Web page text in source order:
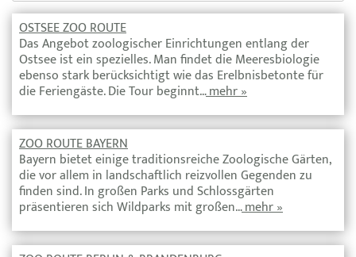
OSTSEE ZOO ROUTE
Das Angebot zoologischer Einrichtungen entlang der
Ostsee ist ein spezielles. Man findet die Meeresbiologie
ebenso stark berücksichtigt wie das Erelbnisbetonte für
die Feriengäste. Die Tour beginnt…mehr »
ZOO ROUTE BAYERN
Bayern bietet einige traditionsreiche Zoologische Gärten,
die vor allem in landschaftlich reizvollen Gegenden zu
finden sind. In großen Parks und Schlossgärten
präsentieren sich Wildparks mit großen…mehr »